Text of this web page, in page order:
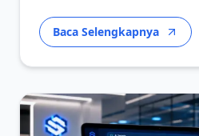
Baca Selengkapnya